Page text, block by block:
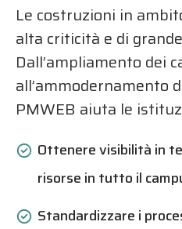
Le costruzioni in
alta criticità e di
Dall’ampliamento dei
all’ammodernamento
PMWEB aiuta le
Ottenere visibilità in
risorse in tutto il
Standardizzare i